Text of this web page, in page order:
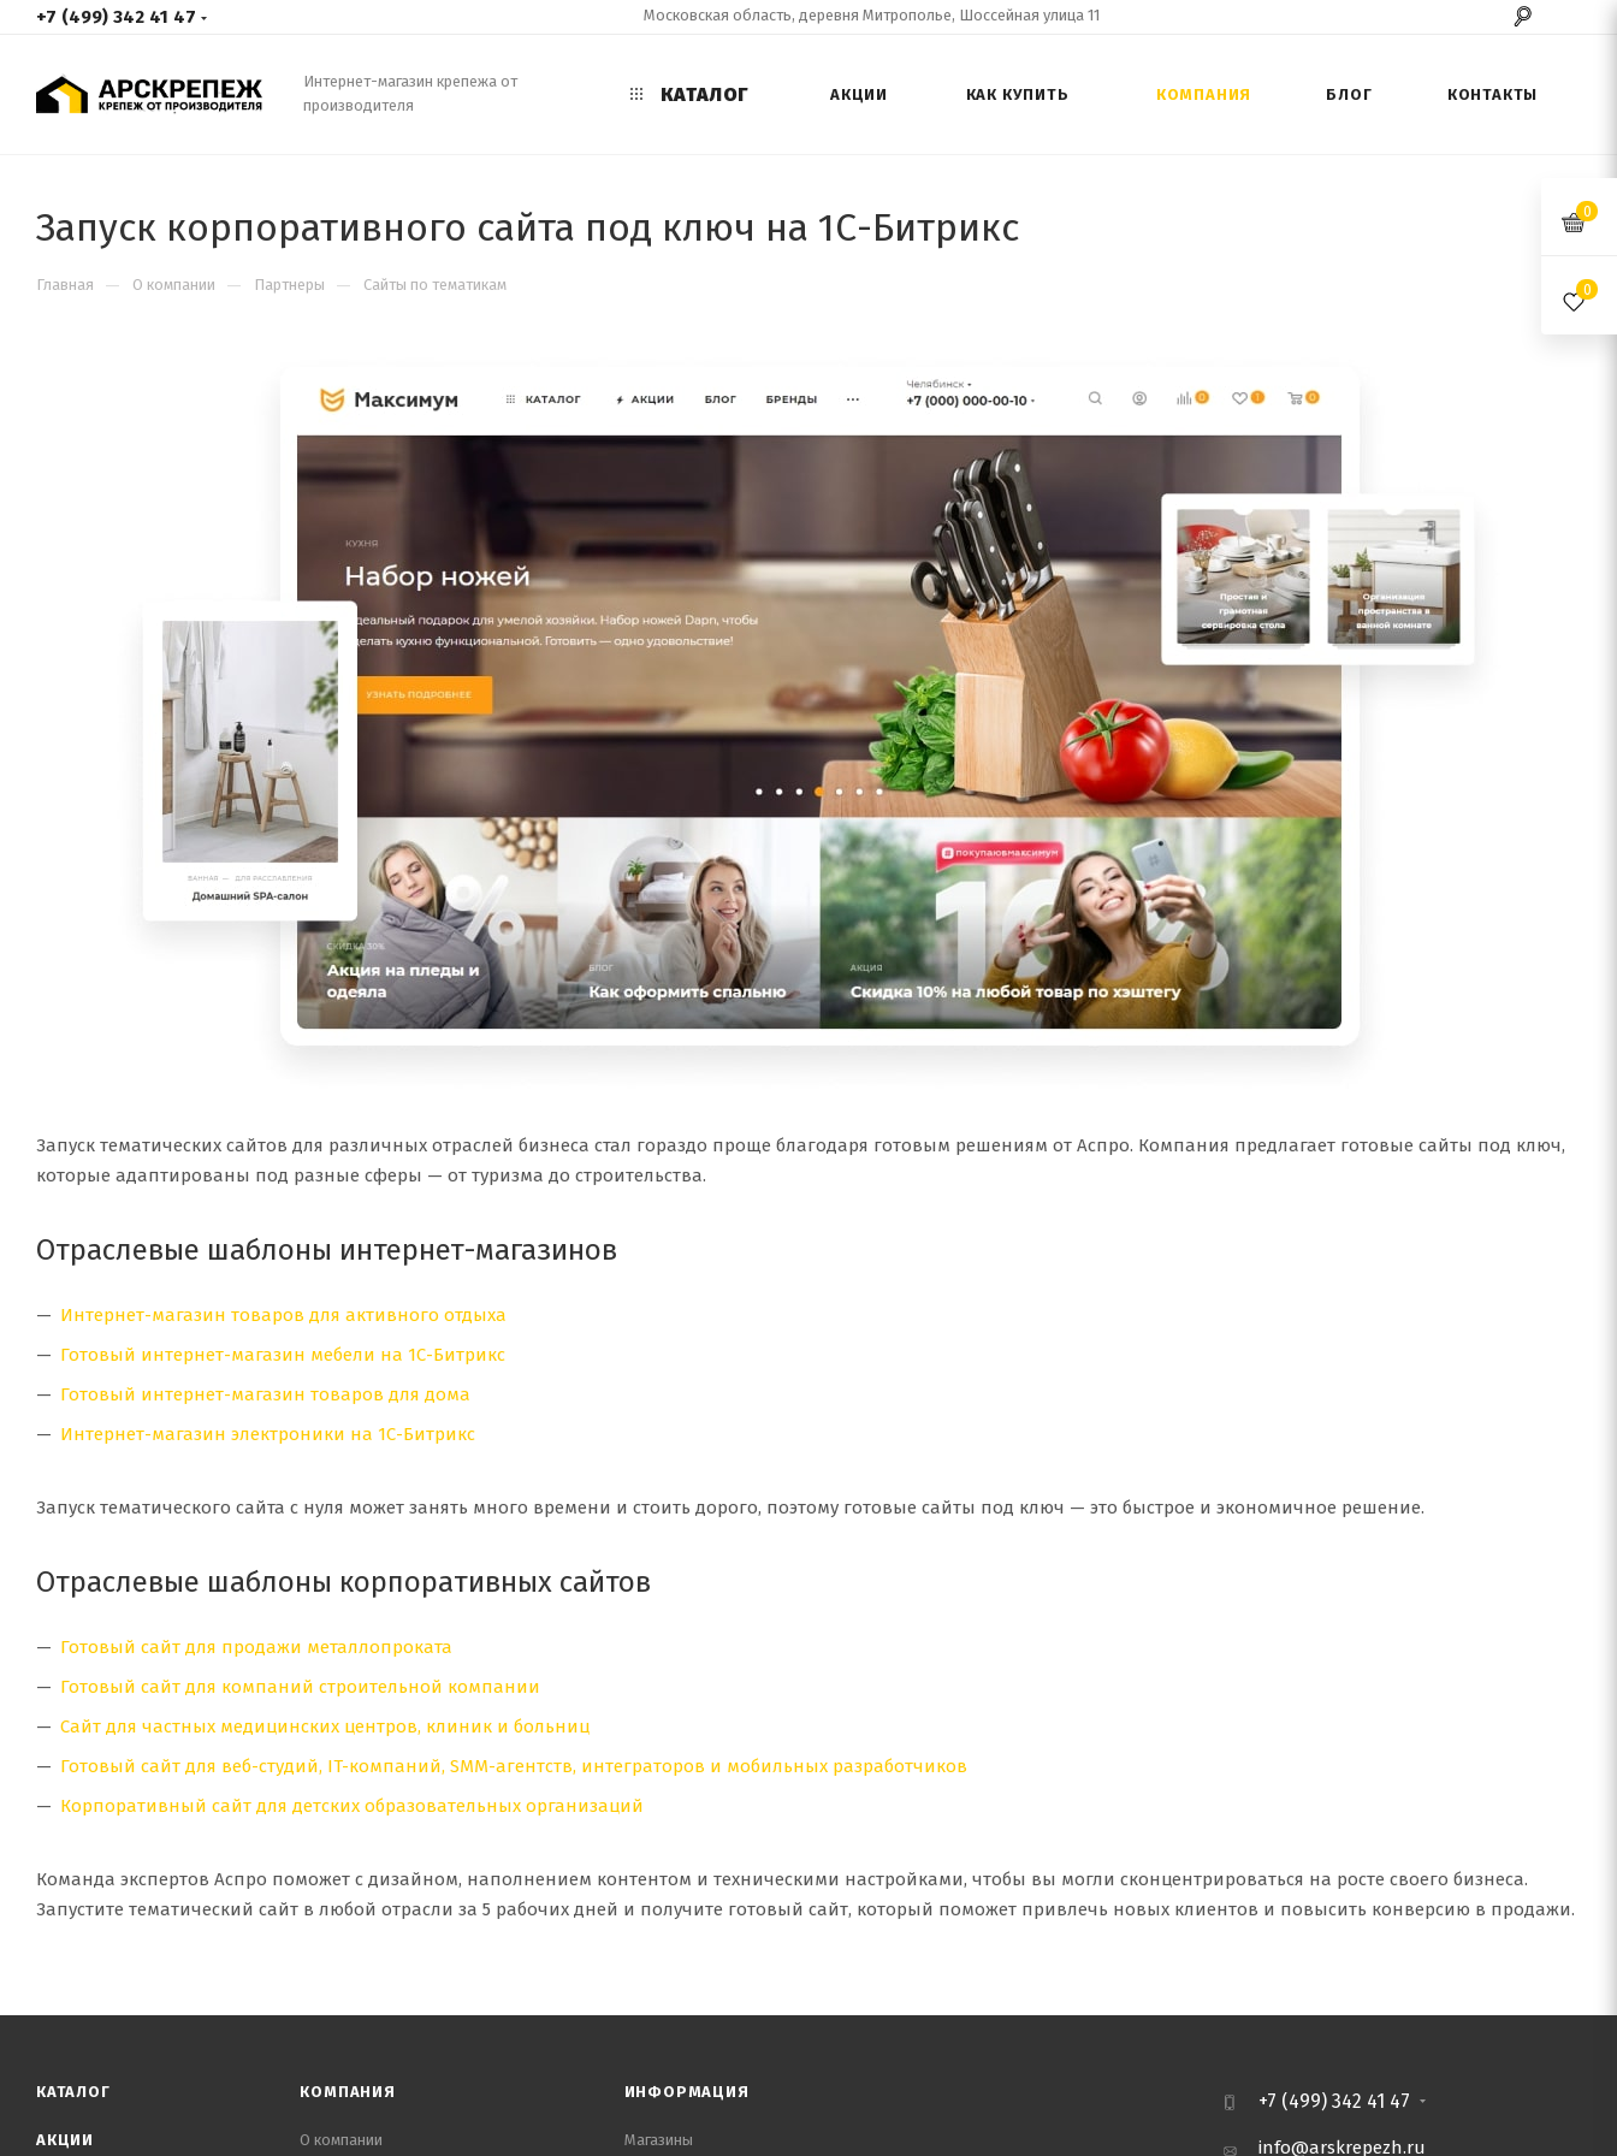
+7 (499) 342 41 47 Московская область, деревня Митрополье, Шоссейная улица 11
Интернет-магазин крепежа от
производителя
КАТАЛОГ АКЦИИ КАК КУПИТЬ КОМПАНИЯ БЛОГ КОНТАКТЫ
Запуск корпоративного сайта под ключ на 1С-Битрикс
Главная — О компании — Партнеры — Сайты по тематикам
Запуск тематических сайтов для различных отраслей бизнеса стал гораздо проще благодаря готовым решениям от Аспро. Компания предлагает готовые сайты под ключ,
которые адаптированы под разные сферы — от туризма до строительства.
Отраслевые шаблоны интернет-магазинов
Интернет-магазин товаров для активного отдыха
Готовый интернет-магазин мебели на 1С-Битрикс
Готовый интернет-магазин товаров для дома
Интернет-магазин электроники на 1С-Битрикс
Запуск тематического сайта с нуля может занять много времени и стоить дорого, поэтому готовые сайты под ключ — это быстрое и экономичное решение.
Отраслевые шаблоны корпоративных сайтов
Готовый сайт для продажи металлопроката
Готовый сайт для компаний строительной компании
Сайт для частных медицинских центров, клиник и больниц
Готовый сайт для веб-студий, IT-компаний, SMM-агентств, интеграторов и мобильных разработчиков
Корпоративный сайт для детских образовательных организаций
Команда экспертов Аспро поможет с дизайном, наполнением контентом и техническими настройками, чтобы вы могли сконцентрироваться на росте своего бизнеса.
Запустите тематический сайт в любой отрасли за 5 рабочих дней и получите готовый сайт, который поможет привлечь новых клиентов и повысить конверсию в продажи.
КАТАЛОГ
АКЦИИ
КОМПАНИЯ
О компании
ИНФОРМАЦИЯ
Магазины
+7 (499) 342 41 47
info@arskrepezh.ru
0
0